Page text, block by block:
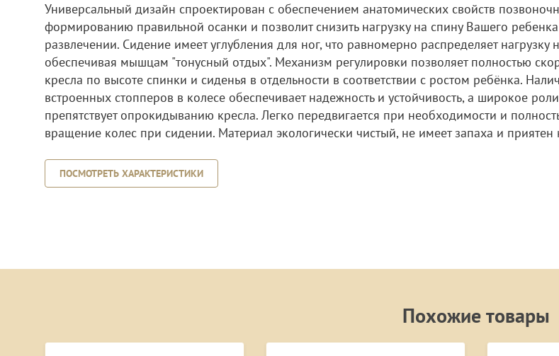
Универсальный дизайн спроектирован с обеспечением анатомических свойств
формированию правильной осанки и позволит снизить нагрузку на спину Вашего
развлечении. Сидение имеет углубления для ног, что равномерно распределяет нагрузку
обеспечивая мышцам "тонусный отдых". Механизм регулировки позволяет полностью
кресла по высоте спинки и сиденья в отдельности в соответствии с ростом ребёнка.
встроенных стопперов в колесе обеспечивает надежность и устойчивость, а широкое
препятствует опрокидыванию кресла. Легко передвигается при необходимости и
вращение колес при сидении. Материал экологически чистый, не имеет запаха и приятен
ПОСМОТРЕТЬ ХАРАКТЕРИСТИКИ
Похожие товары